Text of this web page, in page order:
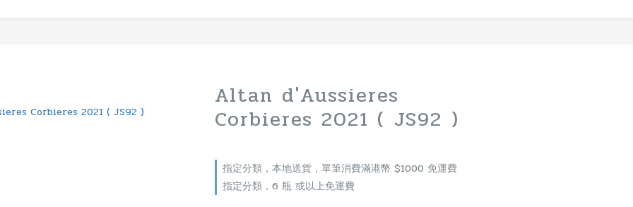
Altan d'Aussieres
Corbieres 2021 ( JS92 )
指定分類，本地送貨，單筆消費滿港幣 $1000 免運費
指定分類，6 瓶 或以上免運費